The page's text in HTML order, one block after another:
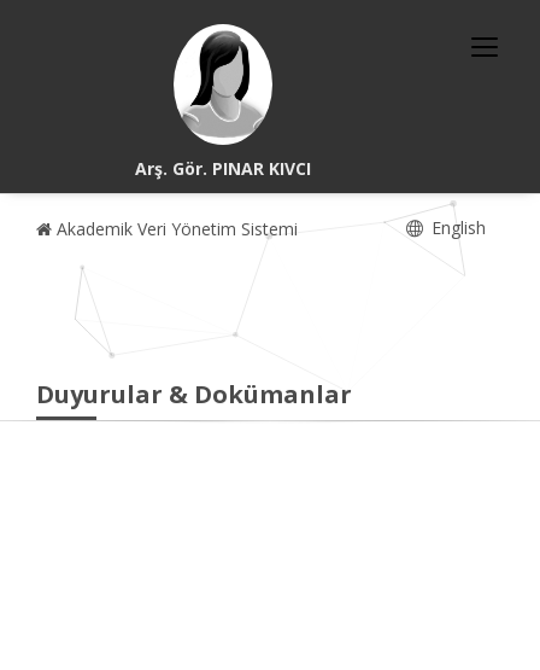
Arş. Gör. PINAR KIVCI
Akademik Veri Yönetim Sistemi English
Duyurular & Dokümanlar